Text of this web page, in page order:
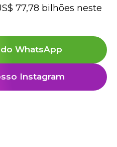
77,78 bilhões neste
WhatsApp
Instagram